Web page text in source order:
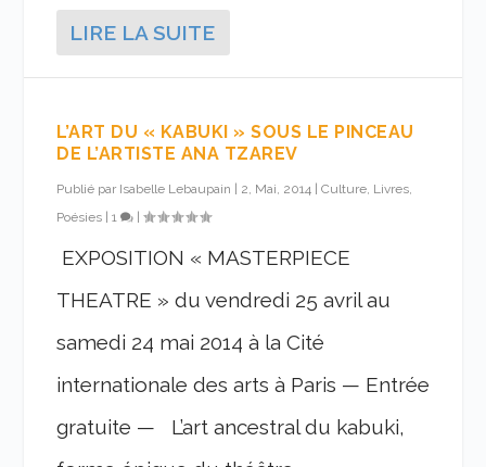
LIRE LA SUITE
L’ART DU « KABUKI » SOUS LE PINCEAU
DE L’ARTISTE ANA TZAREV
Publié par Isabelle Lebaupain | 2, Mai, 2014 |Culture, Livres,
Poésies |1 |
EXPOSITION « MASTERPIECE
THEATRE » du vendredi 25 avril au
samedi 24 mai 2014 à la Cité
internationale des arts à Paris — Entrée
gratuite — L’art ancestral du kabuki,